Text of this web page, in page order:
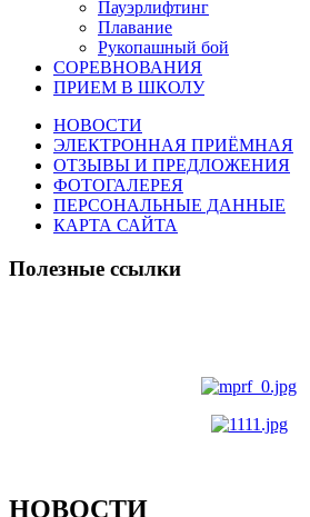
Пауэрлифтинг
Плавание
Рукопашный бой
СОРЕВНОВАНИЯ
ПРИЕМ В ШКОЛУ
НОВОСТИ
ЭЛЕКТРОННАЯ ПРИЁМНАЯ
ОТЗЫВЫ И ПРЕДЛОЖЕНИЯ
ФОТОГАЛЕРЕЯ
ПЕРСОНАЛЬНЫЕ ДАННЫЕ
КАРТА САЙТА
Полезные ссылки
НОВОСТИ